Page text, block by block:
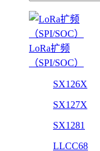
LoRa扩频
（SPI/SOC）
SX126X
SX127X
SX1281
LLCC68